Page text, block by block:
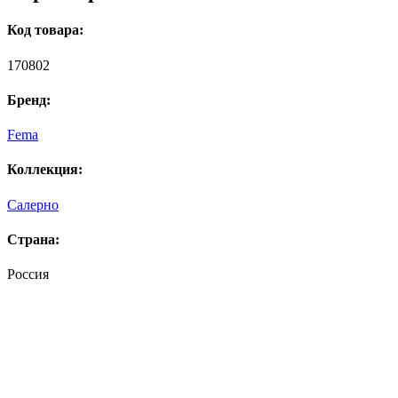
Код товара:
170802
Бренд:
Fema
Коллекция:
Салерно
Страна:
Россия